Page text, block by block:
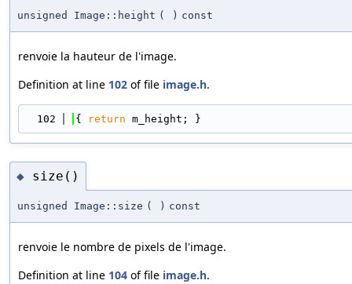
unsigned Image::height ( ) const
renvoie la hauteur de l'image.
Definition at line 102 of file image.h.
  102
{ return m_height; }
◆ size()
unsigned Image::size ( ) const
renvoie le nombre de pixels de l'image.
Definition at line 104 of file image.h.